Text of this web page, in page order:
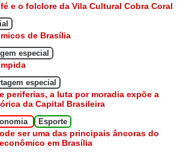
e o folclore da Vila Cultural Cobra Coral
de Brasília
especial
especial
periferias, a luta por moradia expõe a
da Capital Brasileira
Esporte
ser uma das principais âncoras do
em Brasília